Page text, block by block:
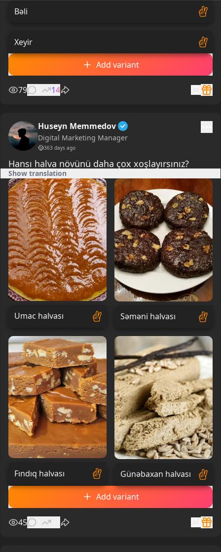
Bəli
Xeyir
Add variant
79 14
Huseyn Memmedov
Digital Marketing Manager
363 days ago
Hansı halva növünü daha çox xoşlayırsınız?
Show translation
Umac halvası Səməni halvası
Fındıq halvası Günəbaxan halvası
Add variant
45